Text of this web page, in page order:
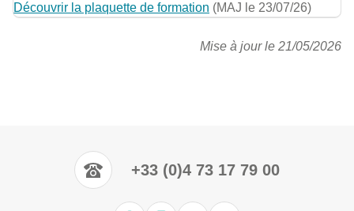
Découvrir la plaquette de formation (MAJ le 23/07/26)
Mise à jour le 21/05/2026
+33 (0)4 73 17 79 00